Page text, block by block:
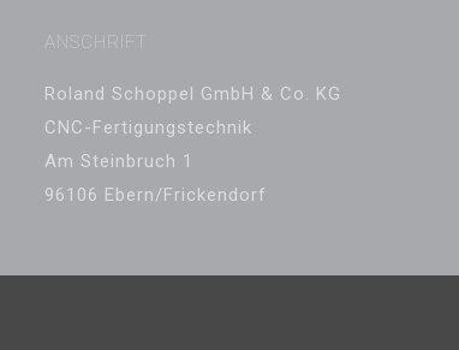
ANSCHRIFT
Roland Schoppel GmbH & Co. KG
CNC-Fertigungstechnik
Am Steinbruch 1
96106 Ebern/Frickendorf